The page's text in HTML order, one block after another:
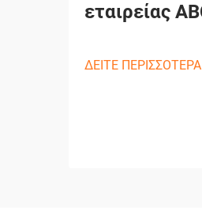
εταιρείας
ΔΕΙΤΕ ΠΕΡΙΣΣΟΤΕΡΑ